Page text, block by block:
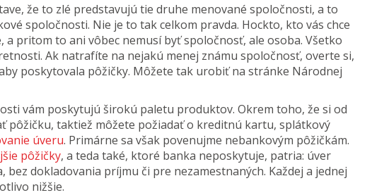
že to zlé predstavujú tie druhe menované spoločnosti, a to
spoločnosti. Nie je to tak celkom pravda. Hockto, kto vás chce
a pritom to ani vôbec nemusí byť spoločnosť, ale osoba. Všetko
Ak natrafíte na nejakú menej známu spoločnosť, overte si,
poskytovala pôžičky. Môžete tak urobiť na stránke Národnej
vám poskytujú širokú paletu produktov. Okrem toho, že si od
pôžičku, taktiež môžete požiadať o kreditnú kartu, splátkový
úveru. Primárne sa však povenujme nebankovým pôžičkám.
pôžičky, a teda také, ktoré banka neposkytuje, patria: úver
bez dokladovania príjmu či pre nezamestnaných. Každej a jednej
nižšie.